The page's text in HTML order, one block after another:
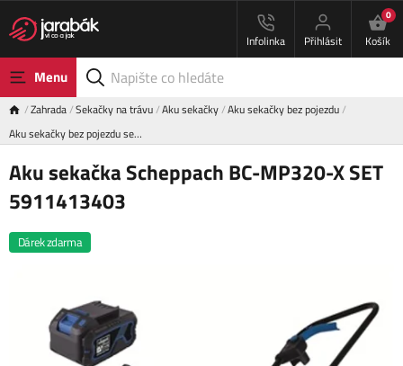
Infolinka Přihlásit
0
Košík
Menu
Zahrada Sekačky na trávu Aku sekačky Aku sekačky bez pojezdu
Aku sekačky bez pojezdu se…
Aku sekačka Scheppach BC-MP320-X SET
5911413403
Dárek zdarma